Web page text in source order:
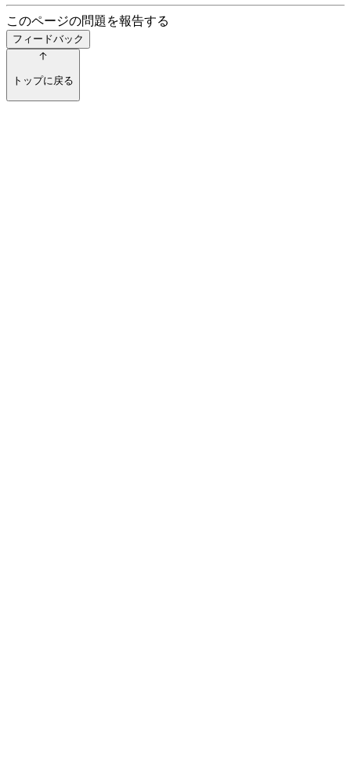
このページの問題を報告する
フィードバック
トップに戻る